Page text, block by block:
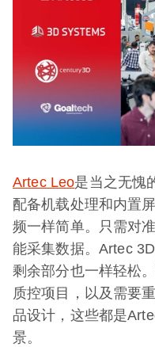
Artec Leo是当之无愧
配备机载处理和内置
频一样简单。只需对
能采集数据。Artec
剩余部分也一样轻松
质控项目，以及需要
品设计，这些都是
景。